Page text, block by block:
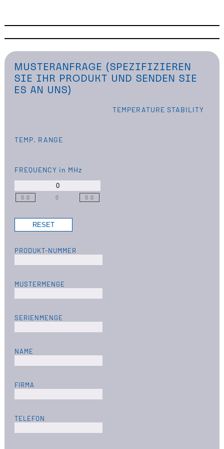
MUSTERANFRAGE (SPEZIFIZIEREN
SIE IHR PRODUKT UND SENDEN SIE
ES AN UNS)
TEMPERATURE STABILITY
TEMP. RANGE
FREQUENCY in MHz
0.0 0 0.0
PRODUKT-NUMMER
MUSTERMENGE
SERIENMENGE
NAME
FIRMA
TELEFON